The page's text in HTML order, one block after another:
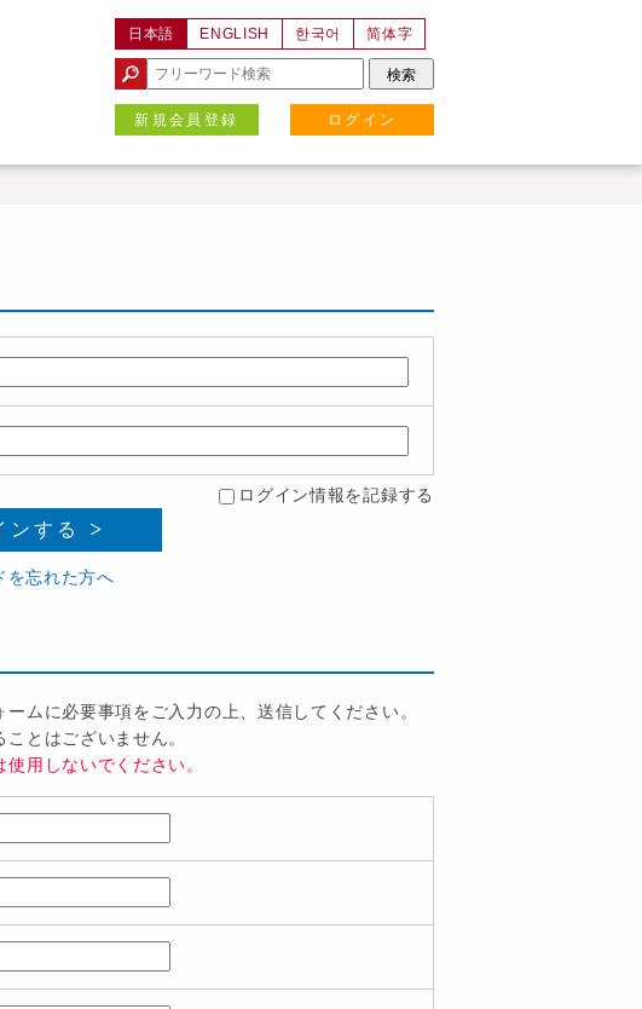
日本語 ENGLISH 한국어 简体字
新規会員登録 ログイン
ログイン情報を記録する
ンする
を忘れた方へ
ムに必要事項をご入力の上、送信してください。
とはございません。
用しないでください。